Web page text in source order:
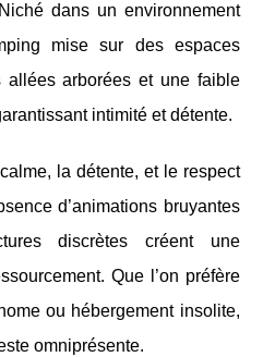
dans un environnement
mise sur des espaces
allées arborées et une faible
intimité et détente.
la détente, et le respect
d’animations bruyantes
discrètes créent une
Que l’on préfère
ou hébergement insolite,
omniprésente.